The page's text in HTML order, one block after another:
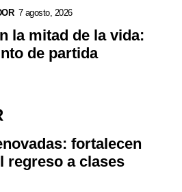
7 agosto, 2026
la mitad de la vida:
de partida
fortalecen
regreso a clases